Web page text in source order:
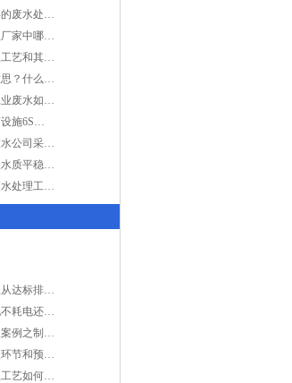
苏州采购必须懂得的废水处理问题，值得收藏！
苏州氨氮废水处理厂家中哪家最专业？
苏州酸碱废水处理工艺和其他废水处理的区别
工业纯水是什么意思？什么是纯水处理？
苏州不同行业的工业废水如何处理的？
工业废水处理工艺设施6S现场管理
苏州处理煤化工废水公司采用哪些工艺方法?
确保电镀废水处理水质平稳因素有哪些？
生物制剂在印染废水处理工艺技术中效果如何？
江苏工业废水处理从达标排放到零排放
污水处理项目实现不耗电还省电的技术革新
苏州有机废气处理案例之制药类企业处理工艺
苏州废水的预处理环节和预计达到目的
苏州高盐废水处理工艺如何实现行业升级